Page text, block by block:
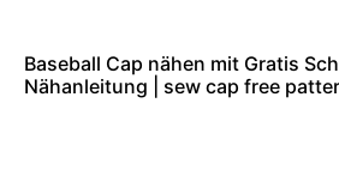
Baseball Cap nähen mit Gratis
Nähanleitung | sew cap free